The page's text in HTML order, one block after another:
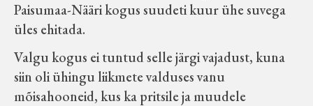
Paisumaa-Nääri kogus suudeti kuur ühe suvega
üles ehitada.
Valgu kogus ei tuntud selle järgi vajadust, kuna
siin oli ühingu liikmete valduses vanu
mõisahooneid, kus ka pritsile ja muudele